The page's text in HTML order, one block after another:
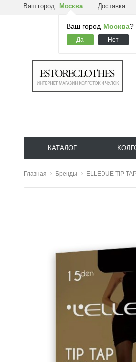
Ваш город: Москва
Ваш город Москва?
Доставка
КАТАЛОГ
Главная Бренды ELLEDUE TIP